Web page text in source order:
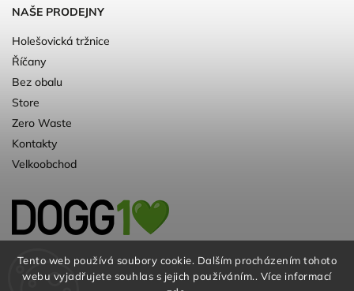
Tento web používá soubory cookie. Dalším procházením tohoto
webu vyjadřujete souhlas s jejich používáním.. Více informací
NAŠE PRODEJNY
Holešovická tržnice
Říčany
Bez obalu
Store
Zero Waste
Kontakty
Velkoobchod
Kvalitní a ♻️eko chovatelské potřeby pro
psy. Už 10 let